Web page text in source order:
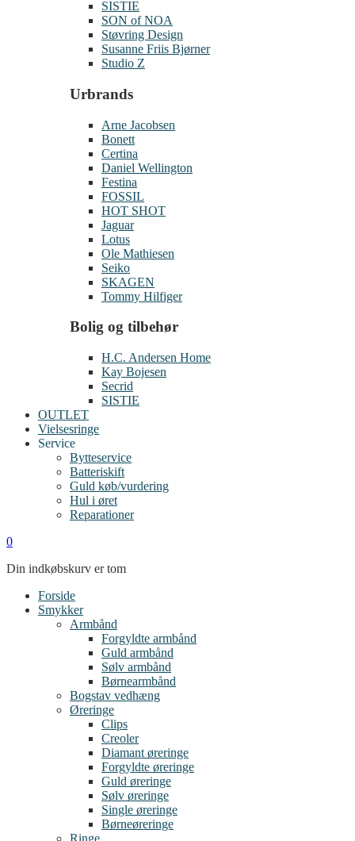
SISTIE
SON of NOA
Støvring Design
Susanne Friis Bjørner
Studio Z
Urbrands
Arne Jacobsen
Bonett
Certina
Daniel Wellington
Festina
FOSSIL
HOT SHOT
Jaguar
Lotus
Ole Mathiesen
Seiko
SKAGEN
Tommy Hilfiger
Bolig og tilbehør
H.C. Andersen Home
Kay Bojesen
Secrid
SISTIE
OUTLET
Vielsesringe
Service
Bytteservice
Batteriskift
Guld køb/vurdering
Hul i øret
Reparationer
0
Din indkøbskurv er tom
Forside
Smykker
Armbånd
Forgyldte armbånd
Guld armbånd
Sølv armbånd
Børnearmbånd
Bogstav vedhæng
Øreringe
Clips
Creoler
Diamant øreringe
Forgyldte øreringe
Guld øreringe
Sølv øreringe
Single øreringe
Børneøreringe
Ringe